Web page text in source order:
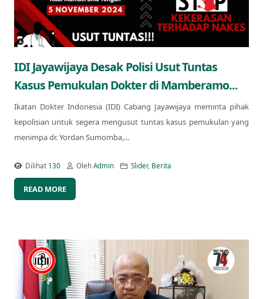
IDI Jayawijaya Desak Polisi Usut Tuntas
Kasus Pemukulan Dokter di Mamberamo...
Ikatan Dokter Indonesia (IDI) Cabang Jayawijaya meminta pihak
kepolisian untuk segera mengusut tuntas kasus pemukulan yang
menimpa dr. Yordan Sumomba,...
Dilihat 130 OlehAdmin Slider, Berita
READ MORE